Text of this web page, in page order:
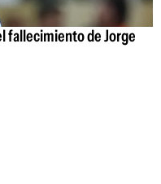
fallecimiento de Jorge